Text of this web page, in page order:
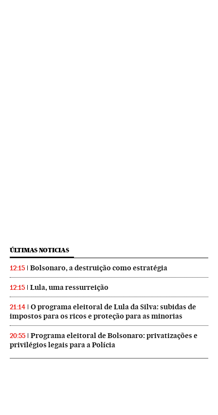
ÚLTIMAS NOTICIAS
12:15 Bolsonaro, a destruição como estratégia
12:15 Lula, uma ressurreição
21:14
O programa eleitoral de Lula da Silva: subidas de
impostos para os ricos e proteção para as minorias
20:55
Programa eleitoral de Bolsonaro: privatizações e
privilégios legais para a Polícia